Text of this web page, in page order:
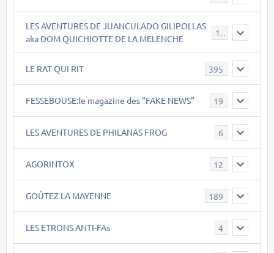
LES AVENTURES DE JUANCULADO GILIPOLLAS
aka DOM QUICHIOTTE DE LA MELENCHE
119
LE RAT QUI RIT 395
FESSEBOUSE:le magazine des "FAKE NEWS" 19
LES AVENTURES DE PHILANAS FROG 6
AGORINTOX 12
GOÛTEZ LA MAYENNE 189
LES ETRONS ANTI-FAs 4